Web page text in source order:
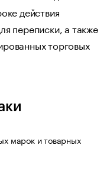
действия
переписки, а также
торговых
марок и товарных